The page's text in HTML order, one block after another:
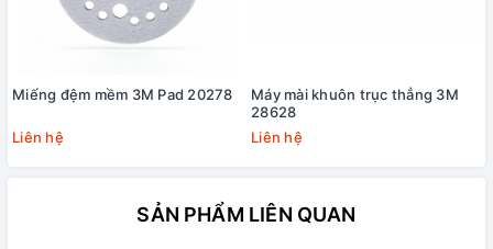
Miếng đệm mềm 3M Pad 20278
Liên hệ
Máy mài khuôn trục thẳng 3M
28628
Liên hệ
SẢN PHẨM LIÊN QUAN